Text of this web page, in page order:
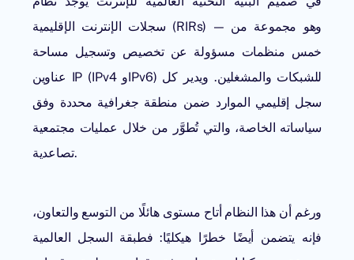
سجلات الإنترنت الإقليمية (RIRs) — وهو مجموعة من
خمس منظمات مسؤولة عن تخصيص وتسجيل مساحة
عناوين IP ‏(IPv4 وIPv6) للشبكات والمشغلين. ويدير كل
سجل إقليمي الموارد ضمن منطقة جغرافية محددة وفق
سياساته الخاصة، والتي تُطوَّر من خلال عمليات مجتمعية
تصاعدية.
ورغم أن هذا النظام أتاح مستوى هائلًا من التوسع والتعاون،
فإنه يتضمن أيضًا خطرًا هيكليًا: فطبقة السجل العالمية